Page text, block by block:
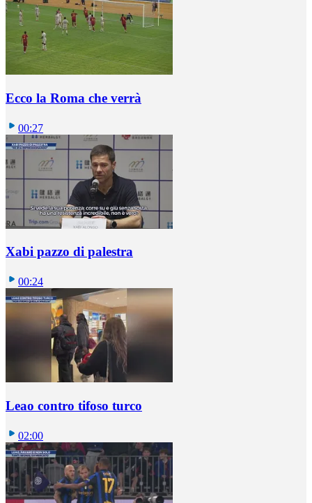
Ecco la Roma che verrà
00:27
Xabi pazzo di palestra
00:24
Leao contro tifoso turco
02:00